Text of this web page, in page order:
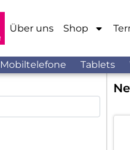
Über uns Shop
Mobiltelefone Tablets